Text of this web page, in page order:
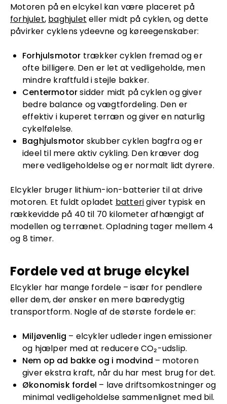
Motoren på en elcykel kan være placeret på
forhjulet, baghjulet eller midt på cyklen, og dette
påvirker cyklens ydeevne og køreegenskaber:
Forhjulsmotor trækker cyklen fremad og er
ofte billigere. Den er let at vedligeholde, men
mindre kraftfuld i stejle bakker.
Centermotorsidder midt på cyklen og giver
bedre balance og vægtfordeling. Den er
effektiv i kuperet terræn og giver en naturlig
cykelfølelse.
Baghjulsmotor skubber cyklen bagfra og er
ideel til mere aktiv cykling. Den kræver dog
mere vedligeholdelse og er normalt lidt dyrere.
Elcykler bruger lithium-ion-batterier til at drive
motoren. Et fuldt opladet batterigiver typisk en
rækkevidde på 40 til 70 kilometer afhængigt af
modellen og terrænet. Opladning tager mellem 4
og 8 timer.
Fordele ved at bruge elcykel
Elcykler har mange fordele – især for pendlere
eller dem, der ønsker en mere bæredygtig
transportform. Nogle af de største fordele er:
Miljøvenlig – elcykler udleder ingen emissioner
og hjælper med at reducere CO₂-udslip.
Nem op ad bakke og i modvind – motoren
giver ekstra kraft, når du har mest brug for det.
Økonomisk fordel – lave driftsomkostninger og
minimal vedligeholdelse sammenlignet med bil.